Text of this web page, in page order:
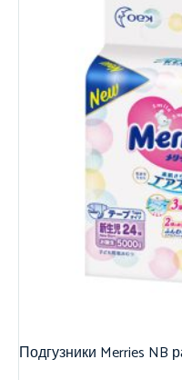
Подгузники Merries NB